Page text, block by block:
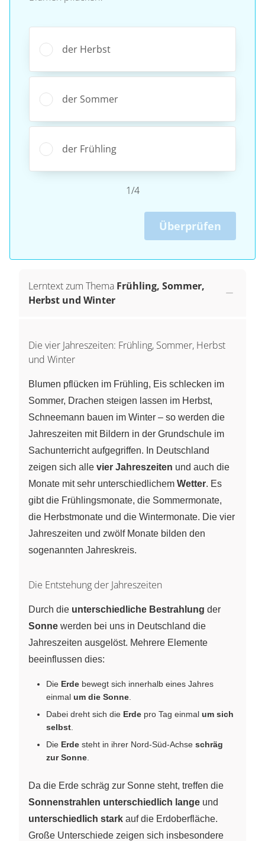
der Herbst
der Sommer
der Frühling
1/4
Überprüfen
Lerntext zum Thema Frühling, Sommer,
Herbst und Winter
Die vier Jahreszeiten: Frühling, Sommer, Herbst
und Winter
Blumen pflücken im Frühling, Eis schlecken im
Sommer, Drachen steigen lassen im Herbst,
Schneemann bauen im Winter – so werden die
Jahreszeiten mit Bildern in der Grundschule im
Sachunterricht aufgegriffen. In Deutschland
zeigen sich alle vier Jahreszeiten und auch die
Monate mit sehr unterschiedlichem Wetter. Es
gibt die Frühlingsmonate, die Sommermonate,
die Herbstmonate und die Wintermonate. Die vier
Jahreszeiten und zwölf Monate bilden den
sogenannten Jahreskreis.
Die Entstehung der Jahreszeiten
Durch die unterschiedliche Bestrahlung der
Sonne werden bei uns in Deutschland die
Jahreszeiten ausgelöst. Mehrere Elemente
beeinflussen dies:
Die Erde bewegt sich innerhalb eines Jahres
einmal um die Sonne
Dabei dreht sich die Erde pro Tag einmal um sich
selbst
Die Erde steht in ihrer Nord-Süd-Achse schräg
zur Sonne
Da die Erde schräg zur Sonne steht, treffen die
Sonnenstrahlen unterschiedlich lange und
unterschiedlich stark auf die Erdoberfläche.
Große Unterschiede zeigen sich insbesondere